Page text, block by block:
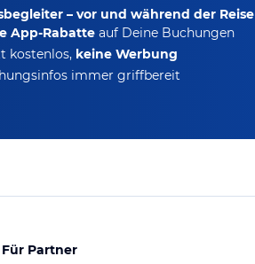
– vor und während der Reise
App-Rabatte auf Deine Buchungen
kostenlos, keine Werbung
immer griffbereit
Für Partner